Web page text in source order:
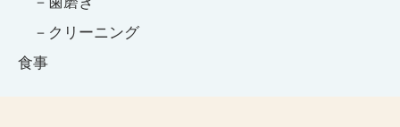
クリーニング
食事